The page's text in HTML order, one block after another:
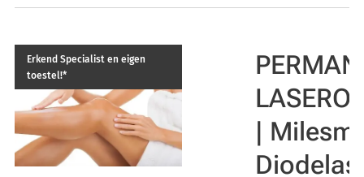
Erkend Specialist en eigen
toestel!*
|